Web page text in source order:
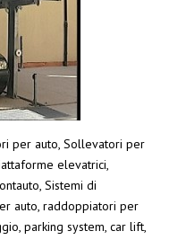
per auto, Sollevatori per
elevatrici,
Sistemi di
auto, raddoppiatori per
parking system, car lift,